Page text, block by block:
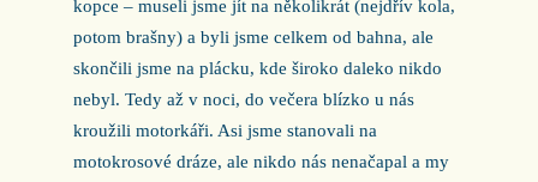
kopce – museli jsme jít na několikrát (nejdřív kola,
potom brašny) a byli jsme celkem od bahna, ale
skončili jsme na plácku, kde široko daleko nikdo
nebyl. Tedy až v noci, do večera blízko u nás
kroužili motorkáři. Asi jsme stanovali na
motokrosové dráze, ale nikdo nás nenačapal a my